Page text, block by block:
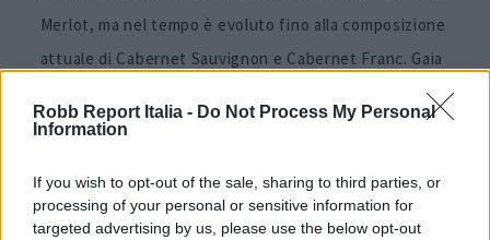
Robb Report Italia - Do Not Process My Personal
Information
If you wish to opt-out of the sale, sharing to third parties, or
processing of your personal or sensitive information for
targeted advertising by us, please use the below opt-out
Merlot, ma nel tempo è evoluto fino alla composizione
attuale di Cabernet Sauvignon e Cabernet Franc. Gaia
spiega che le vigne di Merlot piantate quasi trent’anni
fa non offrono più la costanza necessaria per
molto difficile da portare a piena maturazione
mantenendo grazia e bevibilità senza un contenuto